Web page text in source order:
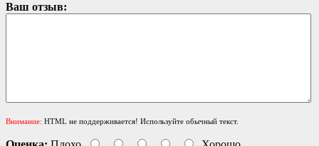
Ваш отзыв:
Внимание: HTML не поддерживается! Используйте обычный текст.